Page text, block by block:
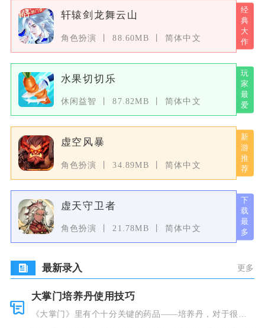
轩辕剑龙舞云山
角色扮演 88.60MB 简体中文
水果切切乐
休闲益智 87.82MB 简体中文
虚空风暴
角色扮演 34.89MB 简体中文
虚天守卫者
角色扮演 21.78MB 简体中文
最新录入 更多
大掌门培养丹使用技巧
《大掌门》里有个十分关键的药品——培养丹，对于很多